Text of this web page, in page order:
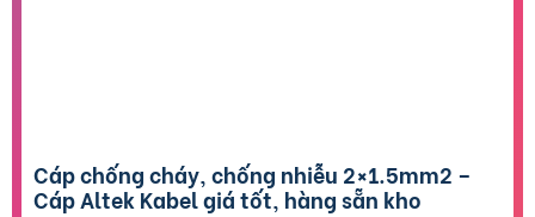
Cáp chống cháy, chống nhiễu 2×1.5mm2 –
Cáp Altek Kabel giá tốt, hàng sẵn kho